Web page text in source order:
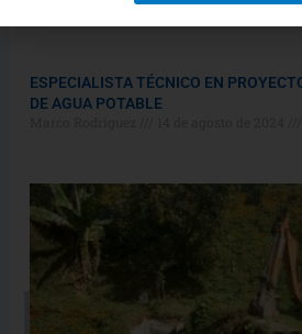
ESPECIALISTA TÉCNICO EN
DE AGUA POTABLE